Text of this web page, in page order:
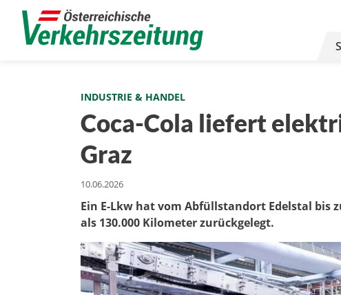
INDUSTRIE & HANDEL
Coca-Cola liefert
Graz
10.06.2026
Ein E-Lkw hat vom Abfüllstandort Edelstal bis
als 130.000 Kilometer zurückgelegt.